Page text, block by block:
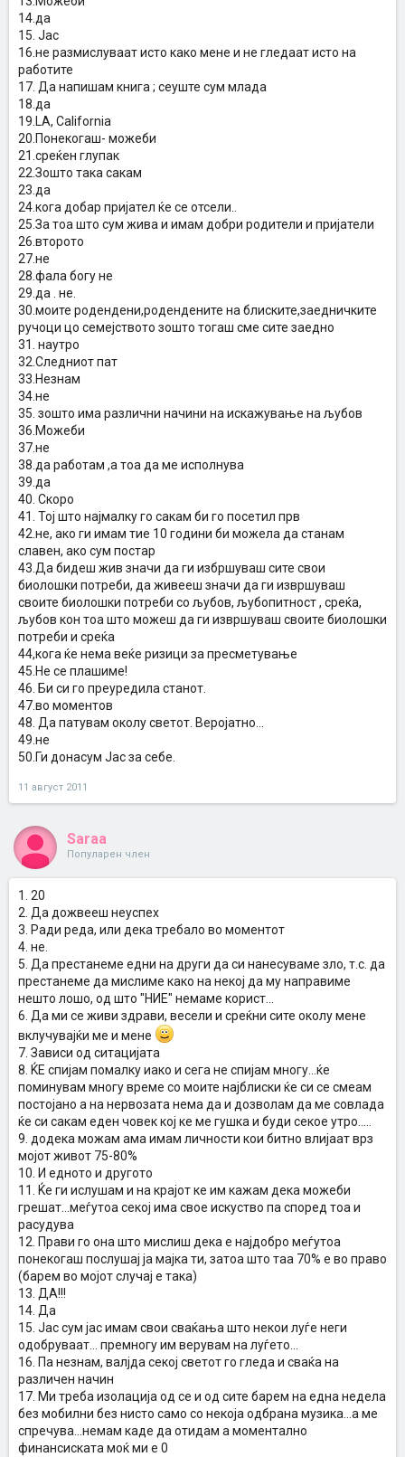
14.да
15. Јас
16.не размислуваат исто како мене и не гледаат исто на
работите
17. Да напишам книга ; сеуште сум млада
18.да
19.LA, California
20.Понекогаш- можеби
21.среќен глупак
22.Зошто така сакам
23.да
24.кога добар пријател ќе се отсели..
25.За тоа што сум жива и имам добри родители и пријатели
26.второто
27.не
28.фала богу не
29.да . не.
30.моите родендени,родендените на блиските,заедничките
ручоци цо семејството зошто тогаш сме сите заедно
31. наутро
32.Следниот пат
33.Незнам
34.не
35. зошто има различни начини на искажување на љубов
36.Можеби
37.не
38.да работам ,а тоа да ме исполнува
39.да
40. Скоро
41. Тој што најмалку го сакам би го посетил прв
42.не, ако ги имам тие 10 години би можела да станам
славен, ако сум постар
43.Да бидеш жив значи да ги избршуваш сите свои
биолошки потреби, да живееш значи да ги извршуваш
своите биолошки потреби со љубов, љубопитност , среќа,
љубов кон тоа што можеш да ги извршуваш своите биолошки
потреби и среќа
44,кога ќе нема веќе ризици за пресметување
45.Не се плашиме!
46. Би си го преуредила станот.
47.во моментов
48. Да патувам околу светот. Веројатно...
49.не
50.Ги донасум Јас за себе.
11 август 2011
Saraa
Популарен член
1. 20
2. Да дожвееш неуспех
3. Ради реда, или дека требало во моментот
4. не.
5. Да престанеме едни на други да си нанесуваме зло, т.с. да
престанеме да мислиме како на некој да му направиме
нешто лошо, од што "НИЕ" немаме корист...
6. Да ми се живи здрави, весели и среќни сите околу мене
вклучувајќи ме и мене
7. Зависи од ситацијата
8. ЌЕ спијам помалку иако и сега не спијам многу...ќе
поминувам многу време со моите најблиски ќе си се смеам
постојано а на нервозата нема да и дозволам да ме совлада
ќе си сакам еден човек кој ке ме гушка и буди секое утро.....
9. додека можам ама имам личности кои битно влијаат врз
мојот живот 75-80%
10. И едното и другото
11. Ќе ги ислушам и на крајот ке им кажам дека можеби
грешат...меѓутоа секој има свое искуство па според тоа и
расудува
12. Прави го она што мислиш дека е најдобро меѓутоа
понекогаш послушај ја мајка ти, затоа што таа 70% е во право
(барем во мојот случај е така)
13. ДА!!!
14. Да
15. Јас сум јас имам свои сваќања што некои луѓе неги
одобруваат... премногу им верувам на луѓето...
16. Па незнам, валјда секој светот го гледа и сваќа на
различен начин
17. Ми треба изолација од се и од сите барем на една недела
без мобилни без нисто само со некоја одбрана музика...а ме
спречува...немам каде да отидам а моментално
финансиската моќ ми е 0